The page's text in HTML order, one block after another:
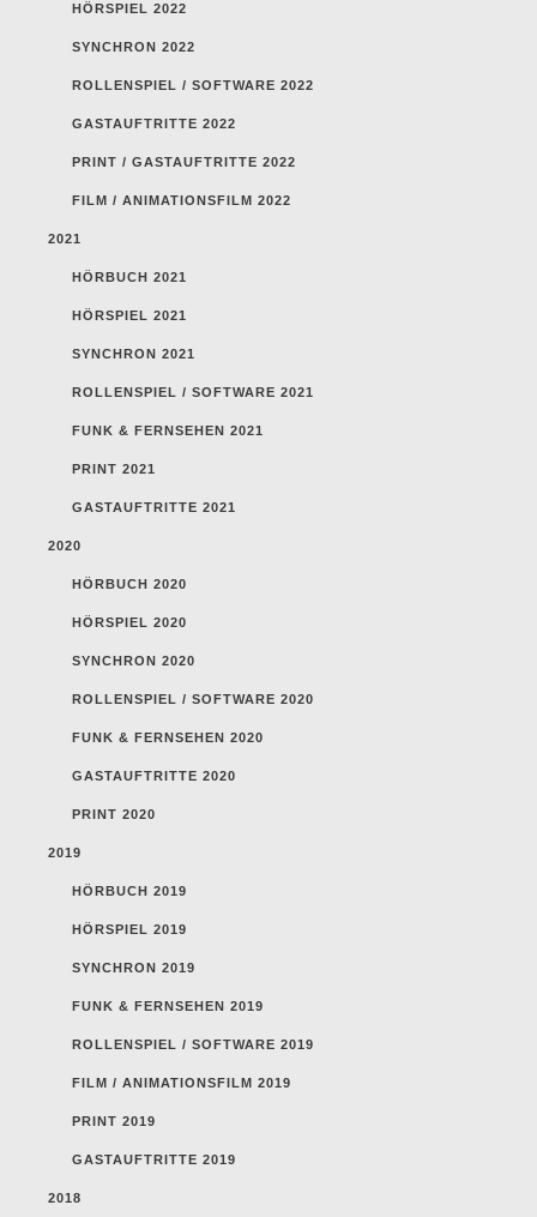
HÖRSPIEL 2022
SYNCHRON 2022
ROLLENSPIEL / SOFTWARE 2022
GASTAUFTRITTE 2022
PRINT / GASTAUFTRITTE 2022
FILM / ANIMATIONSFILM 2022
2021
HÖRBUCH 2021
HÖRSPIEL 2021
SYNCHRON 2021
ROLLENSPIEL / SOFTWARE 2021
FUNK & FERNSEHEN 2021
PRINT 2021
GASTAUFTRITTE 2021
2020
HÖRBUCH 2020
HÖRSPIEL 2020
SYNCHRON 2020
ROLLENSPIEL / SOFTWARE 2020
FUNK & FERNSEHEN 2020
GASTAUFTRITTE 2020
PRINT 2020
2019
HÖRBUCH 2019
HÖRSPIEL 2019
SYNCHRON 2019
FUNK & FERNSEHEN 2019
ROLLENSPIEL / SOFTWARE 2019
FILM / ANIMATIONSFILM 2019
PRINT 2019
GASTAUFTRITTE 2019
2018